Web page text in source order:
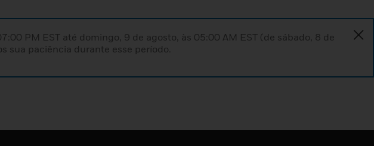
PM EST até domingo, 9 de agosto, às 05:00 AM EST (de sábado, 8 de
sua paciência durante esse período.